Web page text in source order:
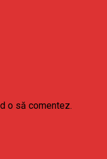
o să comentez.